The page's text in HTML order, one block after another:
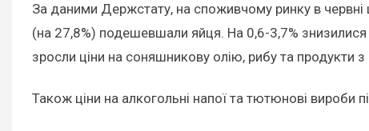
За даними Держстату, на споживчому ринку в червні
(на 27,8%) подешевшали яйця. На 0,6-3,7% знизилися
зросли ціни на соняшникову олію, рибу та продукти з
Також ціни на алкогольні напої та тютюнові